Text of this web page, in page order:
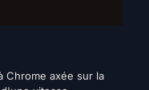
Chrome axée sur la